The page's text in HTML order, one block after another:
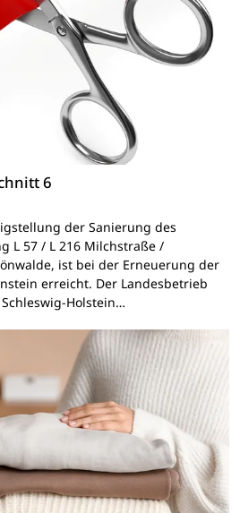
6
der Sanierung des
L 57 / L 216 Milchstraße /
ist bei der Erneuerung der
erreicht. Der Landesbetrieb
Holstein…